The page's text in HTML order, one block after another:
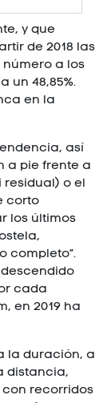
y que
de 2018 las
a los
un 48,85%.
en la
así
a pie frente a
residual) o el
corto
los últimos
completo”.
cada
en 2019 ha
la duración, a
distancia,
con recorridos